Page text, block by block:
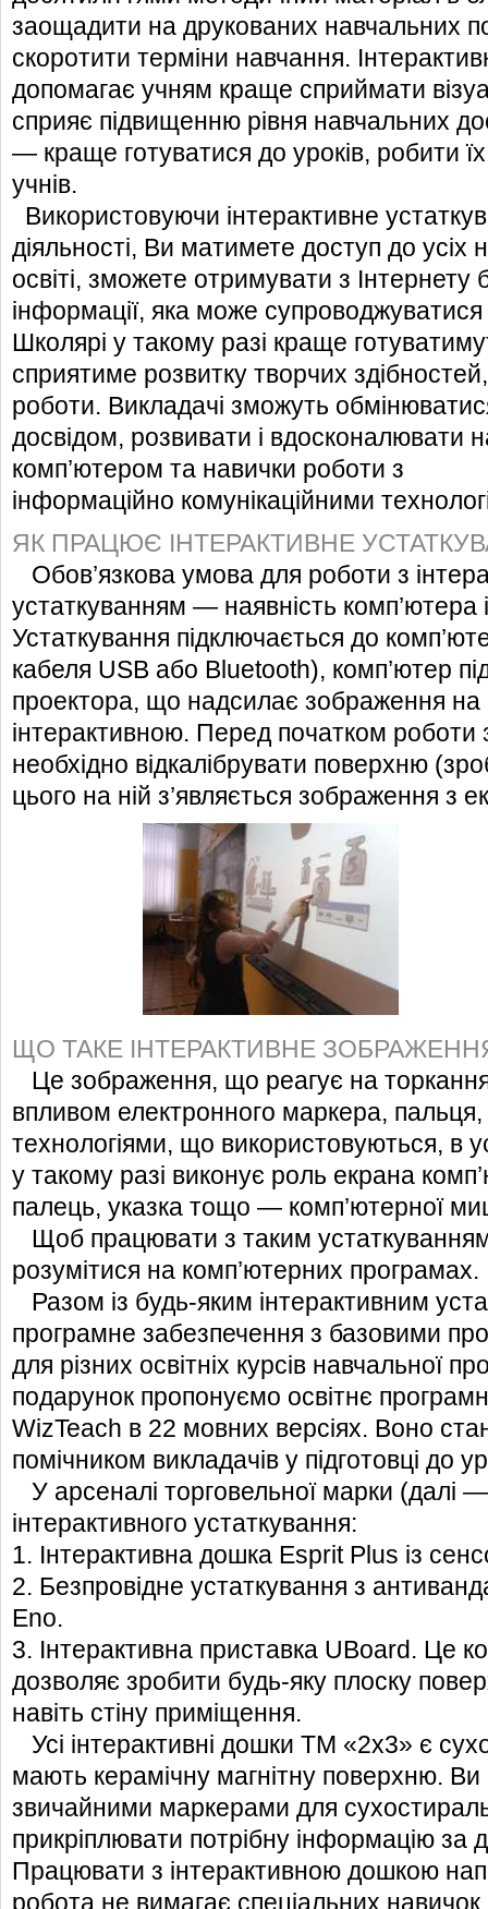
заощадити на друкованих навчальних
скоротити терміни навчання.
допомагає учням краще сприймати
сприяє підвищенню рівня навчальних
— краще готуватися до уроків, робити
учнів.
Використовуючи інтерактивне
діяльності, Ви матимете доступ до усіх
освіті, зможете отримувати з Інтернету
інформації, яка може
Школярі у такому разі краще
сприятиме розвитку творчих
роботи. Викладачі зможуть
досвідом, розвивати і вдосконалювати
комп’ютером та навички роботи з
інформаційно комунікаційними
ЯК ПРАЦЮЄ ІНТЕРАКТИВНЕ
Обов’язкова умова для роботи з
устаткуванням — наявність комп’ютера
Устаткування підключається до
кабеля USB або Bluеtoоth), комп’ютер
проектора, що надсилає зображення на
інтерактивною. Перед початком роботи
необхідно відкалібрувати поверхню
цього на ній з’являється зображення з
ЩО ТАКЕ ІНТЕРАКТИВНЕ
Це зображення, що реагує на торкання
впливом електронного маркера, пальця,
технологіями, що використовуються, в
у такому разі виконує роль екрана
палець, указка тощо — комп’ютерної
Щоб працювати з таким
розумітися на комп’ютерних програмах.
Разом із будь-яким інтерактивним
програмне забезпечення з базовими
для різних освітніх курсів навчальної
подарунок пропонуємо освітнє
WizTeach в 22 мовних версіях. Воно
помічником викладачів у підготовці до
У арсеналі торговельної марки (далі
інтерактивного устаткування:
1. Інтерактивна дошка Esprit Plus із
2. Безпровідне устаткування з
Eno.
3. Інтерактивна приставка UBoard. Це
дозволяє зробити будь-яку плоску
навіть стіну приміщення.
Усі інтерактивні дошки ТМ «2х3» є
мають керамічну магнітну поверхню.
звичайними маркерами для
прикріплювати потрібну інформацію за
Працювати з інтерактивною дошкою
робота не вимагає спеціальних навичок.